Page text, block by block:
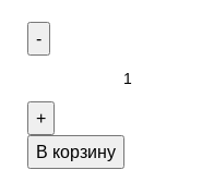
В корзину